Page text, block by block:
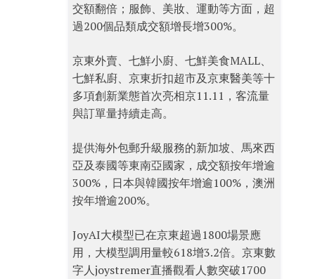
交額翻倍；服飾、美妝、運動等方面，超
過200個品類成交額增長增300%。
京東外賣、七鮮小廚、七鮮美食MALL、
七鮮私廚、京東折扣超市及京東醫美等十
多項創新業態首次亮相京11.11，客流量
與訂單量持續走高。
提供海外包郵升級服務的新加坡、馬來西
亞及泰國等東南亞國家，成交額按年增逾
300%，日本與韓國按年增逾100%，澳洲
按年增逾200%。
JoyAI大模型已在京東超過1800場景應
用，大模型調用量較618增3.2倍。京東數
字人joystremer直播觀看人數突破1700